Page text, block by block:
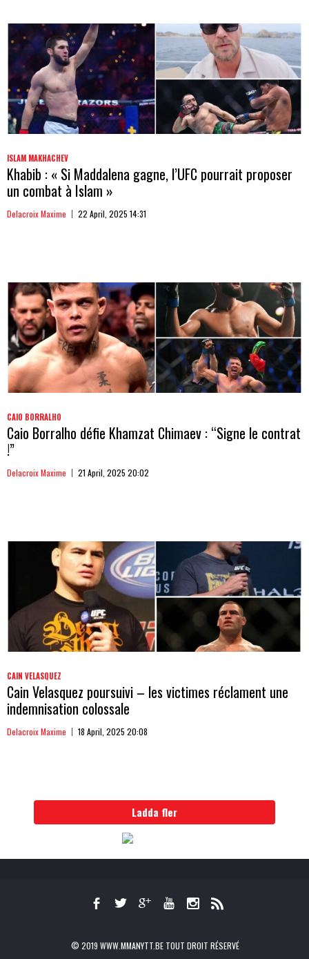
ISLAM MAKHACHEV
Khabib : « Si Maddalena gagne, l’UFC pourrait proposer
un combat à Islam »
Delacroix Maxime 22 April, 2025 14:31
CAIO BORRALHO
Caio Borralho défie Khamzat Chimaev : “Signe le contrat
!”
Delacroix Maxime 21 April, 2025 20:02
CAIN VELASQUEZ
Cain Velasquez poursuivi – les victimes réclament une
indemnisation colossale
Delacroix Maxime 18 April, 2025 20:08
Ladda fler
© 2019 WWW.MMANYTT.BE TOUT DROIT RÉSERVÉ